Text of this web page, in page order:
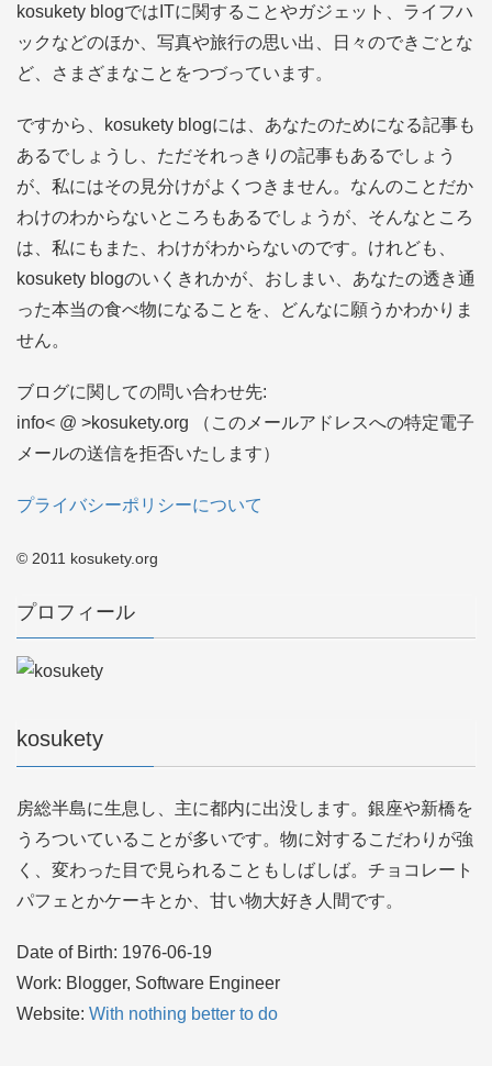
ス
kosukety blogではITに関することやガジェット、ライフハ
ックなどのほか、写真や旅行の思い出、日々のできごとな
ど、さまざまなことをつづっています。
ですから、kosukety blogには、あなたのためになる記事も
あるでしょうし、ただそれっきりの記事もあるでしょう
が、私にはその見分けがよくつきません。なんのことだか
わけのわからないところもあるでしょうが、そんなところ
は、私にもまた、わけがわからないのです。けれども、
kosukety blogのいくきれかが、おしまい、あなたの透き通
った本当の食べ物になることを、どんなに願うかわかりま
せん。
ブログに関しての問い合わせ先:
info< @ >kosukety.org （このメールアドレスへの特定電子
メールの送信を拒否いたします）
プライバシーポリシーについて
© 2011 kosukety.org
プロフィール
kosukety
房総半島に生息し、主に都内に出没します。銀座や新橋を
うろついていることが多いです。物に対するこだわりが強
く、変わった目で見られることもしばしば。チョコレート
パフェとかケーキとか、甘い物大好き人間です。
Date of Birth: 1976-06-19
Work: Blogger, Software Engineer
Website: With nothing better to do